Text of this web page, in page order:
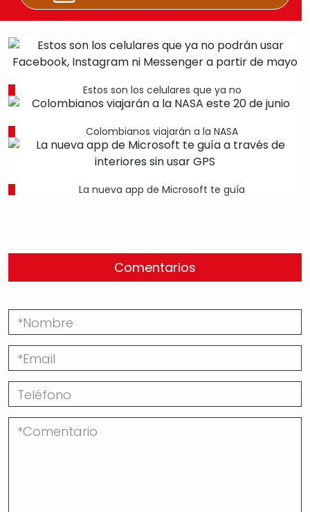
Estos son los celulares que ya no
Colombianos viajarán a la NASA
La nueva app de Microsoft te guía
Comentarios